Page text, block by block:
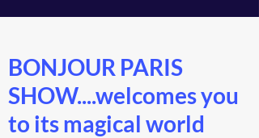
BONJOUR PARIS
SHOW....welcomes you
to its magical world